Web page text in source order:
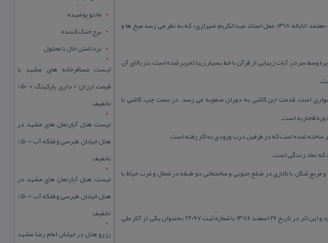
بر سر درب این خانه كوبه ای برنجی دیده می شود كه بر روی آن حك شده است؛ «معتمد الایاله ۱۳۱۸، عمل استاد عبدالكریم شیرازی» كه به نظر می رسد میخ ها و
وسط سر در، آیات زیبایی از قرآن با خط بسیار زیبا تحریر شده است. در بالای آن
است، قدمت این كاشی به دوران صفویه می رسد، در سمت چپ، كاشی با
قاجاریه است.
ساخته شده است كه در طرفین درب ورودی به كار رفته است.
كه نماد زندگی است.
شكل با تالاری در ضلع جنوبی و ساختمانی دو طبقه در شمال و غرب حیاط با
این خانه در حدود ۵۰۰ متر مربع و در حال حاضر مركز اسناد آشتیان شناخته می شود و این اثر در تاریخ ۲۶ اسفند ۱۳۸۶ با شمارهٔ ثبت ۲۲۰۹۷ به‌عنوان یكی از آثار ملی
مانتو پوشیده
برج خنک کننده
برداشتن خال با محلول
لیست مسافرخانه های مشهد با
قیمت ارزان + داری پارکینگ + 50%
تخفیف
لیست هتل آپارتمان های مشهد در
هتل خیابان طبرسی و فلکه آب + 50%
تخفیف
لیست هتل آپارتمان های مشهد در
هتل خیابان طبرسی و فلکه آب + 50%
تخفیف
رزرو هتل در خیابان امام رضا مشهد